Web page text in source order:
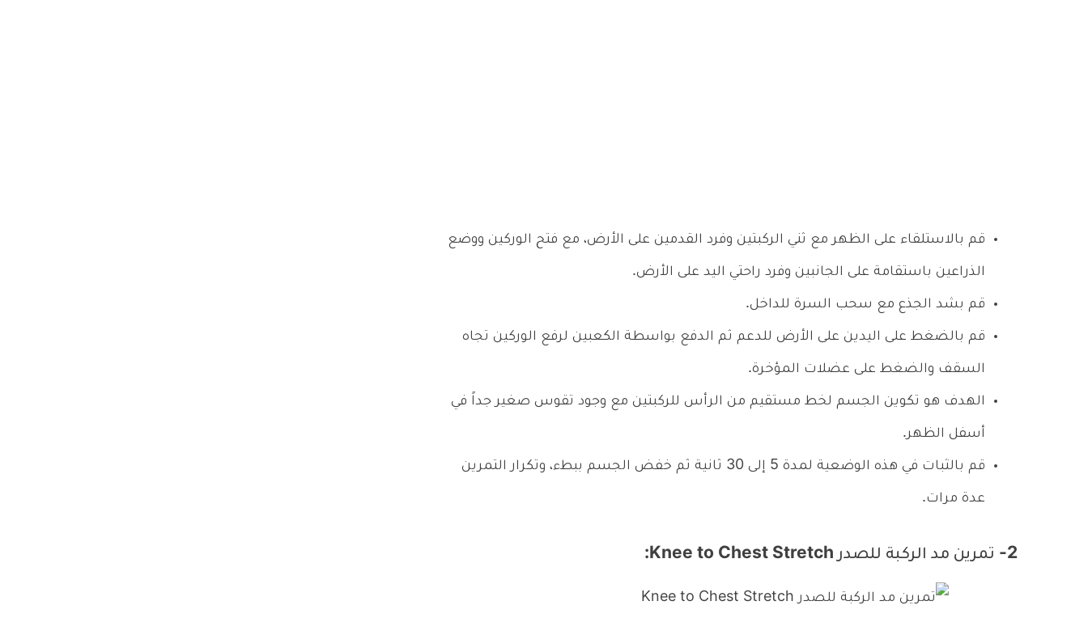
قم بالاستلقاء على الظهر مع ثني الركبتين وفرد القدمين على الأرض، مع فتح الوركين ووضع
الذراعين باستقامة على الجانبين وفرد راحتي اليد على الأرض.
قم بشد الجذع مع سحب السرة للداخل.
قم بالضغط على اليدين على الأرض للدعم ثم الدفع بواسطة الكعبين لرفع الوركين تجاه
السقف والضغط على عضلات المؤخرة.
الهدف هو تكوين الجسم لخط مستقيم من الرأس للركبتين مع وجود تقوس صغير جداً في
أسفل الظهر.
قم بالثبات في هذه الوضعية لمدة 5 إلى 30 ثانية ثم خفض الجسم ببطء، وتكرار التمرين
عدة مرات.
2- تمرين مد الركبة للصدر Knee to Chest Stretch: